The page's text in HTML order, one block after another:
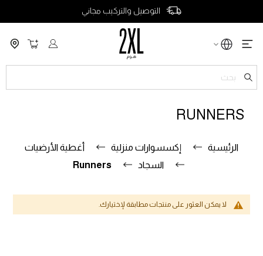
التوصيل والتركيب مجاني
سلة
RUNNERS
الرئيسية إكسسوارات منزلية
أغطية الأرضيات
السجاد
Runners
لا يمكن العثور على منتجات مطابقة لإختيارك.